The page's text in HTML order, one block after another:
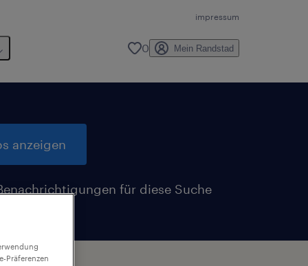
impressum
0 Mein Randstad
anzeigen
für diese Suche
Präferenzen